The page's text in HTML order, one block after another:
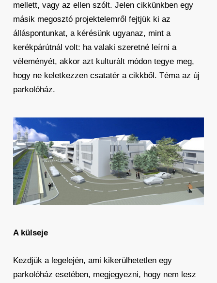
mellett, vagy az ellen szólt. Jelen cikkünkben egy
másik megosztó projektelemről fejtjük ki az
álláspontunkat, a kérésünk ugyanaz, mint a
kerékpárútnál volt: ha valaki szeretné leírni a
véleményét, akkor azt kulturált módon tegye meg,
hogy ne keletkezzen csatatér a cikkből. Téma az új
parkolóház.
A külseje
Kezdjük a legelején, ami kikerülhetetlen egy
parkolóház esetében, megjegyezni, hogy nem lesz